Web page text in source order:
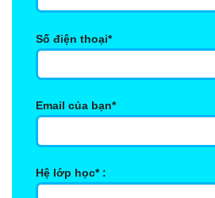
Số điện thoại*
Email của bạn*
Hệ lớp học* :